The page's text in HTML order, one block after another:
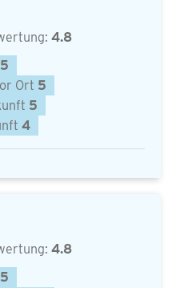
4.8
5
Ort 5
5
4
4.8
5